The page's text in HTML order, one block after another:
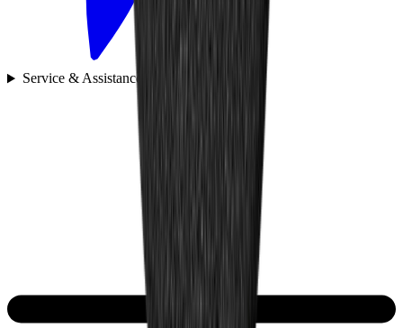
Service & Assistance